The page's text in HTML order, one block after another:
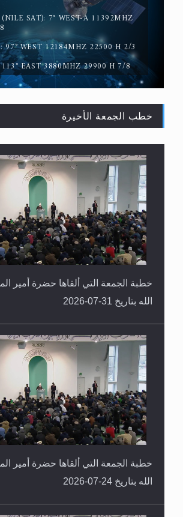
المفهوم الحقيقي للجهاد الإسلامي..
سورة التكوير تُنبئ بزمن بعثة المسيح
السلام
SAT): 7° WEST-A 11392MHZ
97° WEST 12184MHZ 22500 H 2/3
EAST 3880MHZ 29900 H 7/8
خطب الجمعة الأخيرة
خطبة الجمعة التي ألقاها حضرة أمير
الله بتاريخ 31-07-2026
خطبة الجمعة التي ألقاها حضرة أمير
الله بتاريخ 24-07-2026